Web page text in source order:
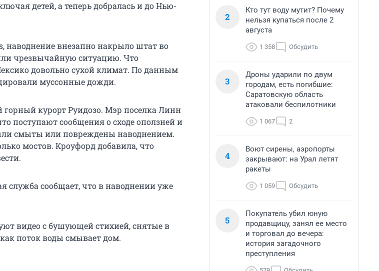
детей, а теперь добралась и до Нью-
наводнение внезапно накрыло штат во
чрезвычайную ситуацию. Что
довольно сухой климат. По данным
муссонные дожди.
курорт Руидозо. Мэр поселка Линн
поступают сообщения о сходе оползней и
смыты или повреждены наводнением.
мостов. Кроуфорд добавила, что
служба сообщает, что в наводнении уже
видео с бушующей стихией, снятые в
поток воды смывает дом.
2
Кто тут воду мутит? Почему
нельзя купаться после 2
августа
1 358 Обсудить
3
Дроны ударили по двум
городам, есть погибшие:
Саратовскую область
атаковали беспилотники
1 067 2
4
Воют сирены, аэропорты
закрывают: на Урал летят
ракеты
1 059 Обсудить
5
Покупатель убил юную
продавщицу, занял ее место
и торговал до вечера:
история загадочного
преступления